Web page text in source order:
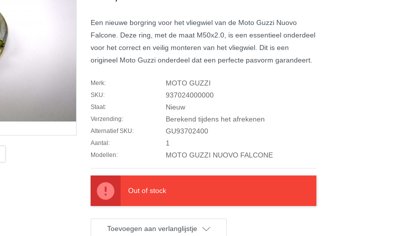
Een nieuwe borgring voor het vliegwiel van de Moto Guzzi Nuovo
Falcone. Deze ring, met de maat M50x2.0, is een essentieel onderdeel
voor het correct en veilig monteren van het vliegwiel. Dit is een
origineel Moto Guzzi onderdeel dat een perfecte pasvorm garandeert.
Merk: MOTO GUZZI
SKU: 937024000000
Staat: Nieuw
Verzending: Berekend tijdens het afrekenen
Alternatief SKU: GU93702400
Aantal: 1
Modellen: MOTO GUZZI NUOVO FALCONE
Out of stock
Toevoegen aan verlanglijstje